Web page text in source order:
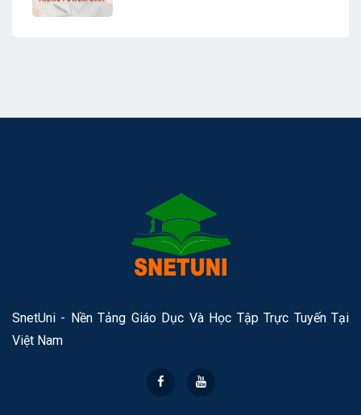
SnetUni - Nền Tảng Giáo Dục Và Học Tập Trực Tuyến Tại
Việt Nam